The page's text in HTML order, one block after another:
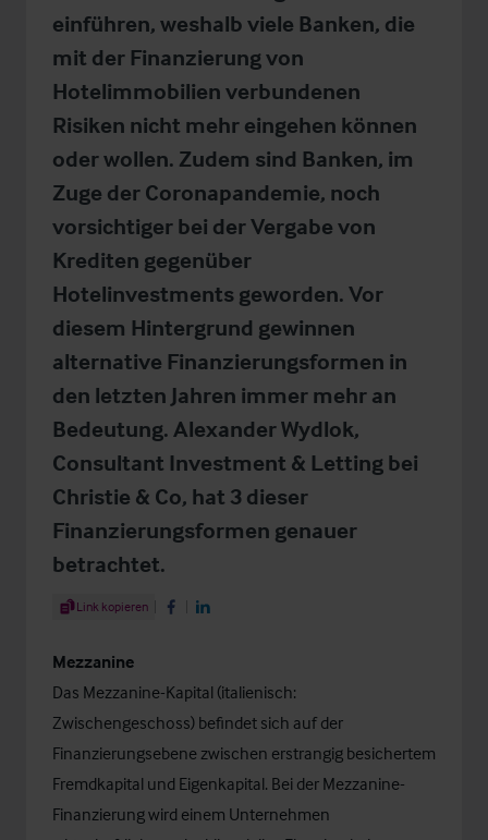
einführen, weshalb viele Banken, die
mit der Finanzierung von
Hotelimmobilien verbundenen
Risiken nicht mehr eingehen können
oder wollen. Zudem sind Banken, im
Zuge der Coronapandemie, noch
vorsichtiger bei der Vergabe von
Krediten gegenüber
Hotelinvestments geworden. Vor
diesem Hintergrund gewinnen
alternative Finanzierungsformen in
den letzten Jahren immer mehr an
Bedeutung. Alexander Wydlok,
Consultant Investment & Letting bei
Christie & Co, hat 3 dieser
Finanzierungsformen genauer
betrachtet.
Share Article
Link kopieren Share on Facebook
Share on LinkedIn
Mezzanine
Das Mezzanine-Kapital (italienisch:
Zwischengeschoss) befindet sich auf der
Finanzierungsebene zwischen erstrangig besichertem
Fremdkapital und Eigenkapital. Bei der Mezzanine-
Finanzierung wird einem Unternehmen